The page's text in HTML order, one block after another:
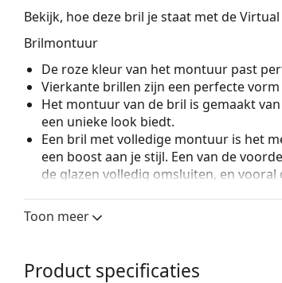
Bekijk, hoe deze bril je staat met de
Brilmontuur
De roze kleur van het montuur past
Vierkante brillen zijn een perfecte
Het montuur van de bril is gemaakt
een unieke look biedt.
Een bril met volledige montuur is het
een boost aan je stijl. Een van de
de glazen volledig omsluiten, en
mogelijk. De neuspads passen zich
om schade of breuk door
Veerscharnieren geven de pootjes
Toon meer
Product specificaties